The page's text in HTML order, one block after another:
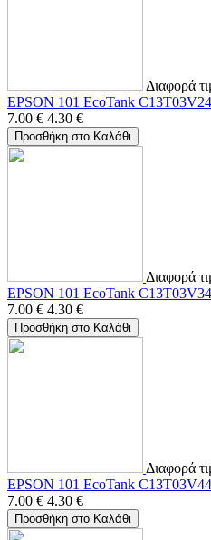
Διαφορά
EPSON 101 EcoTank
7.00 € 4.30 €
Προσθήκη στο Καλάθι
Διαφορά
EPSON 101 EcoTank
7.00 € 4.30 €
Προσθήκη στο Καλάθι
Διαφορά
EPSON 101 EcoTank
7.00 € 4.30 €
Προσθήκη στο Καλάθι